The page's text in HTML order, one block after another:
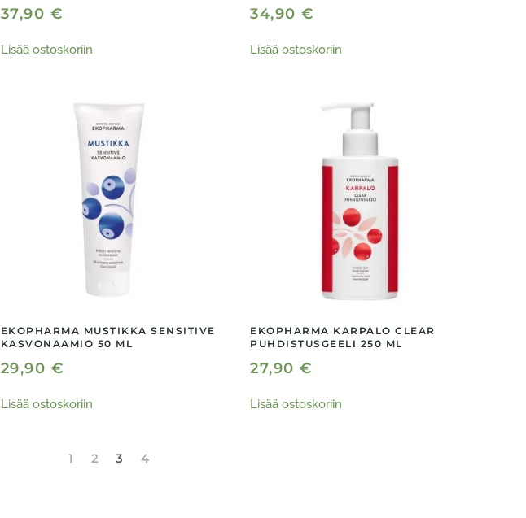
37,90 €
Lisää ostoskoriin
34,90€
Lisää ostoskoriin
EKOPHARMA MUSTIKKA SENSITIVE
KASVONAAMIO 50 ML
29,90 €
Lisää ostoskoriin
EKOPHARMA KARPALO CLEAR
PUHDISTUSGEELI 250 ML
27,90€
Lisää ostoskoriin
1 2 3 4